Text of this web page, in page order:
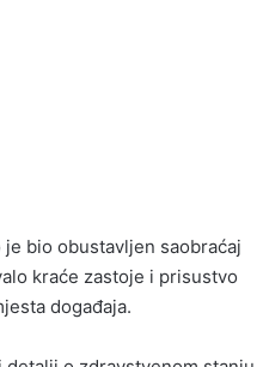
bio obustavljen saobraćaj
kraće zastoje i prisustvo
događaja.